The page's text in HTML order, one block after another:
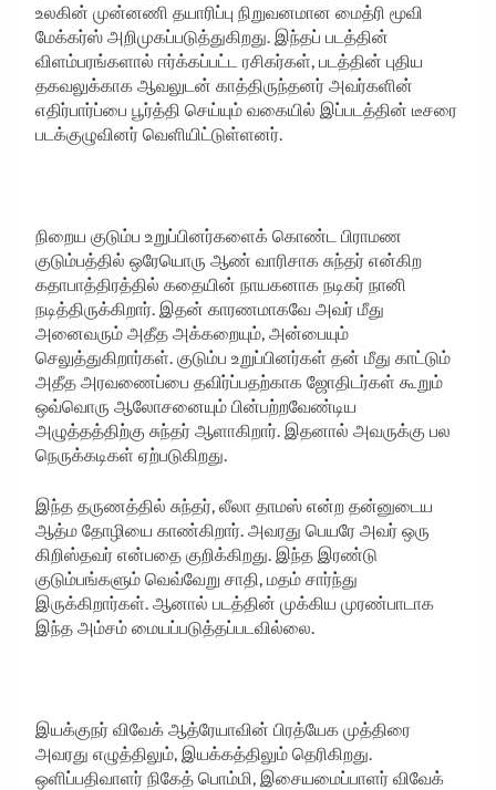
உலகின் முன்னணி தயாரிப்பு நிறுவனமான மைத்ரி மூவி
மேக்கர்ஸ் அறிமுகப்படுத்துகிறது. இந்தப் படத்தின்
விளம்பரங்களால் ஈர்க்கப்பட்ட ரசிகர்கள், படத்தின் புதிய
தகவலுக்காக ஆவலுடன் காத்திருந்தனர் அவர்களின்
எதிர்பார்ப்பை பூர்த்தி செய்யும் வகையில் இப்படத்தின் டீசரை
படக்குழுவினர் வெளியிட்டுள்ளனர்.
நிறைய குடும்ப உறுப்பினர்களைக் கொண்ட பிராமண
குடும்பத்தில் ஒரேயொரு ஆண் வாரிசாக சுந்தர் என்கிற
கதாபாத்திரத்தில் கதையின் நாயகனாக நடிகர் நானி
நடித்திருக்கிறார். இதன் காரணமாகவே அவர் மீது
அனைவரும் அதீத அக்கறையும், அன்பையும்
செலுத்துகிறார்கள். குடும்ப உறுப்பினர்கள் தன் மீது காட்டும்
அதீத அரவணைப்பை தவிர்ப்பதற்காக ஜோதிடர்கள் கூறும்
ஒவ்வொரு ஆலோசனையும் பின்பற்றவேண்டிய
அழுத்தத்திற்கு சுந்தர் ஆளாகிறார். இதனால் அவருக்கு பல
நெருக்கடிகள் ஏற்படுகிறது.
இந்த தருணத்தில் சுந்தர், லீலா தாமஸ் என்ற தன்னுடைய
ஆத்ம தோழியை காண்கிறார். அவரது பெயரே அவர் ஒரு
கிறிஸ்தவர் என்பதை குறிக்கிறது. இந்த இரண்டு
குடும்பங்களும் வெவ்வேறு சாதி, மதம் சார்ந்து
இருக்கிறார்கள். ஆனால் படத்தின் முக்கிய முரண்பாடாக
இந்த அம்சம் மையப்படுத்தப்படவில்லை.
இயக்குநர் விவேக் ஆத்ரேயாவின் பிரத்யேக முத்திரை
அவரது எழுத்திலும், இயக்கத்திலும் தெரிகிறது.
ஒளிப்பதிவாளர் நிகேத் பொம்மி, இசையமைப்பாளர் விவேக்